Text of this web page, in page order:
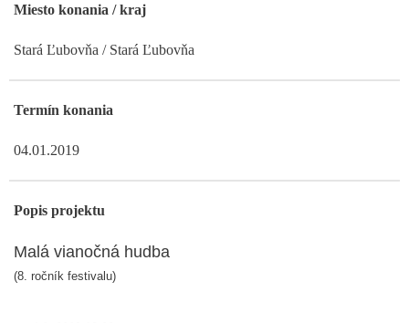
Miesto konania / kraj
Stará Ľubovňa / Stará Ľubovňa
Termín konania
04.01.2019
Popis projektu
Malá vianočná hudba
(8. ročník festivalu)